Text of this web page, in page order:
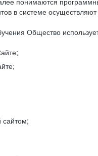
в системе
Общество
сайтом;